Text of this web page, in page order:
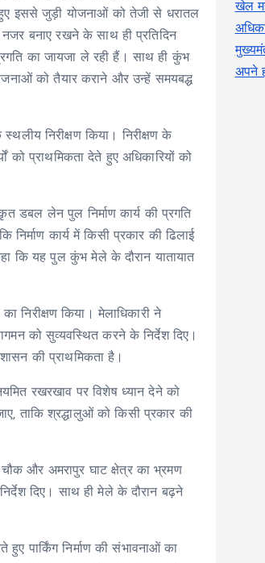
इससे जुड़ी योजनाओं को तेजी से धरातल
नजर बनाए रखने के साथ ही प्रतिदिन
का जायजा ले रही हैं। साथ ही कुंभ
को तैयार कराने और उन्हें समयबद्ध
निरीक्षण किया। निरीक्षण के
को प्राथमिकता देते हुए अधिकारियों को
डबल लेन पुल निर्माण कार्य की प्रगति
निर्माण कार्य में किसी प्रकार की ढिलाई
कि यह पुल कुंभ मेले के दौरान यातायात
निरीक्षण किया। मेलाधिकारी ने
को सुव्यवस्थित करने के निर्देश दिए।
की प्राथमिकता है।
रखरखाव पर विशेष ध्यान देने को
ताकि श्रद्धालुओं को किसी प्रकार की
चौक और अमरापुर घाट क्षेत्र का भ्रमण
दिए। साथ ही मेले के दौरान बढ़ने
पार्किंग निर्माण की संभावनाओं का
खेल
अपने